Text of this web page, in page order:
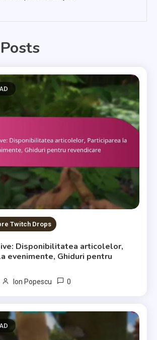
Twitch Drops
Disponibilitatea articolelor,
evenimente, Ghiduri pentru
Ion Popescu 0